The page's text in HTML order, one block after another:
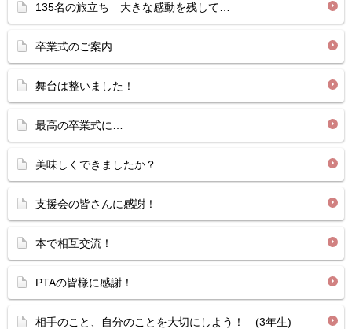
135名の旅立ち 大きな感動を残して…
卒業式のご案内
舞台は整いました！
最高の卒業式に…
美味しくできましたか？
支援会の皆さんに感謝！
本で相互交流！
PTAの皆様に感謝！
相手のこと、自分のことを大切にしよう！ (3年生)